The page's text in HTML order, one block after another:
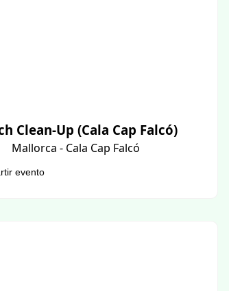
Clean-Up (Cala Cap Falcó)
Mallorca - Cala Cap Falcó
evento